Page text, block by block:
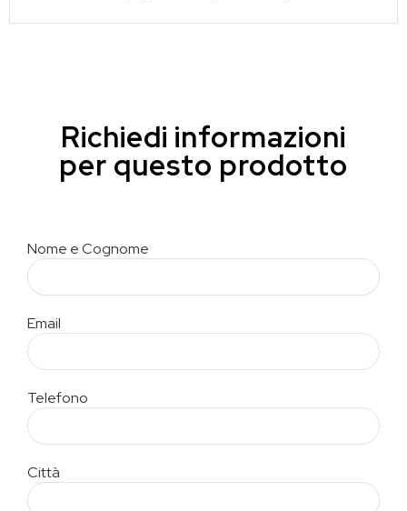
Richiedi informazioni
per questo prodotto
Nome e Cognome
Email
Telefono
Città